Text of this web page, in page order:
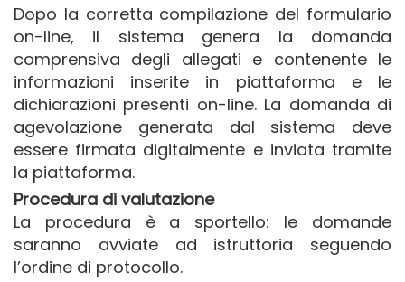
Dopo la corretta compilazione del formulario
on-line, il sistema genera la domanda
comprensiva degli allegati e contenente le
informazioni inserite in piattaforma e le
dichiarazioni presenti on-line. La domanda di
agevolazione generata dal sistema deve
essere firmata digitalmente e inviata tramite
la piattaforma.
Procedura di valutazione
La procedura è a sportello: le domande
saranno avviate ad istruttoria seguendo
l’ordine di protocollo.